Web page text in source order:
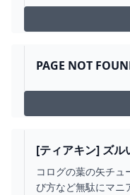
された本作が楽しみ
PAGE NOT
[ティアキン] ズル
な技９選 [ゼルダ
ダム] - YOUTUBE
コログの葉の矢チュ
び方など無駄にマニ